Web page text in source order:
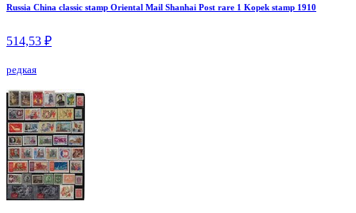
Russia China classic stamp Oriental Mail Shanhai Post rare 1 Kopek stamp 1910
514,53 ₽
редкая